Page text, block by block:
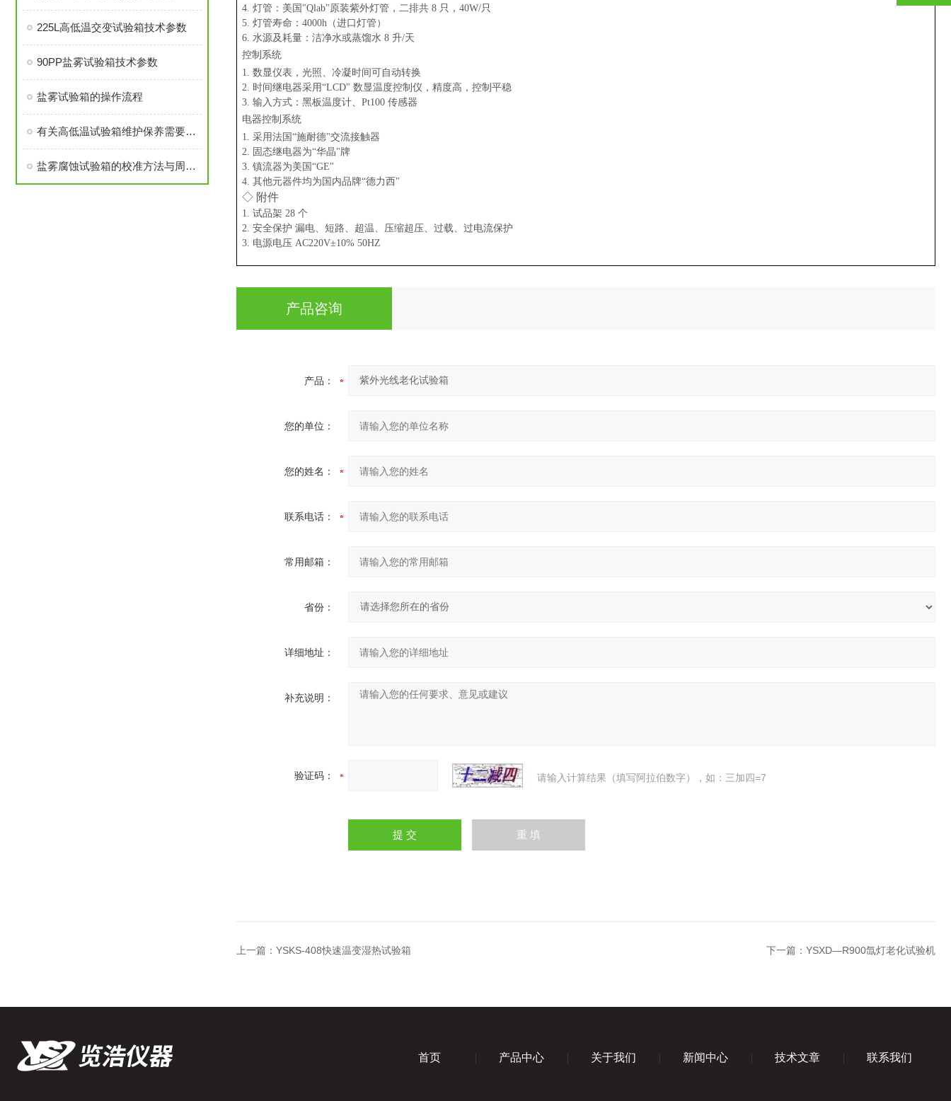
225L高低温交变试验箱技术参数
90PP盐雾试验箱技术参数
盐雾试验箱的操作流程
有关高低温试验箱维护保养需要注意的事项
盐雾腐蚀试验箱的校准方法与周期管理建议
4. 灯管：美国"Qlab"原装紫外灯管，二排共 8 只，40W/只
5. 灯管寿命：4000h（进口灯管）
6. 水源及耗量：洁净水或蒸馏水 8 升/天
控制系统
1. 数显仪表，光照、冷凝时间可自动转换
2. 时间继电器采用“LCD" 数显温度控制仪，精度高，控制平稳
3. 输入方式：黑板温度计、Pt100 传感器
电器控制系统
1. 采用法国“施耐德"交流接触器
2. 固态继电器为“华晶"牌
3. 镇流器为美国“GE"
4. 其他元器件均为国内品牌“德力西"
◇ 附件
1. 试品架 28 个
2. 安全保护 漏电、短路、超温、压缩超压、过载、过电流保护
3. 电源电压 AC220V±10% 50HZ
产品咨询
产品：
您的单位：
您的姓名：
联系电话：
常用邮箱：
省份：
详细地址：
补充说明：
验证码： 请输入计算结果（填写阿拉伯数字），如：三加四=7
上一篇： YSKS-408快速温变湿热试验箱 下一篇： YSXD—R900氙灯老化试验机
首页 产品中心 关于我们 新闻中心 技术文章 联系我们